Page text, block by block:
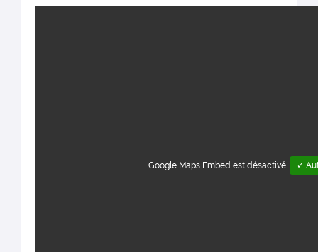
Google Maps Embed est désactivé. ✓